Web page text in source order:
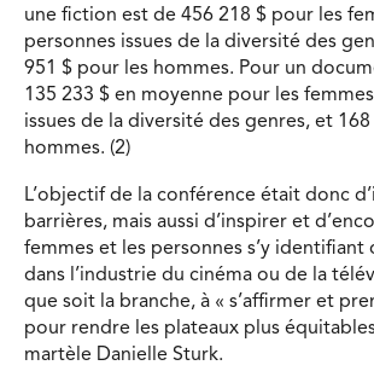
une fiction est de 456 218 $ pour les
personnes issues de la diversité des
951 $ pour les hommes. Pour un
135 233 $ en moyenne pour les
issues de la diversité des genres, et
hommes. (2)
L’objectif de la conférence était donc
barrières, mais aussi d’inspirer et
femmes et les personnes s’y identifiant
dans l’industrie du cinéma ou de la
que soit la branche, à « s’affirmer et
pour rendre les plateaux plus
martèle Danielle Sturk.